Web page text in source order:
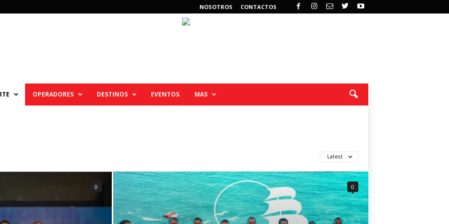
NOSOTROS CONTACTOS
OPERADORES DESTINOS EVENTOS MAS
Latest
0 0